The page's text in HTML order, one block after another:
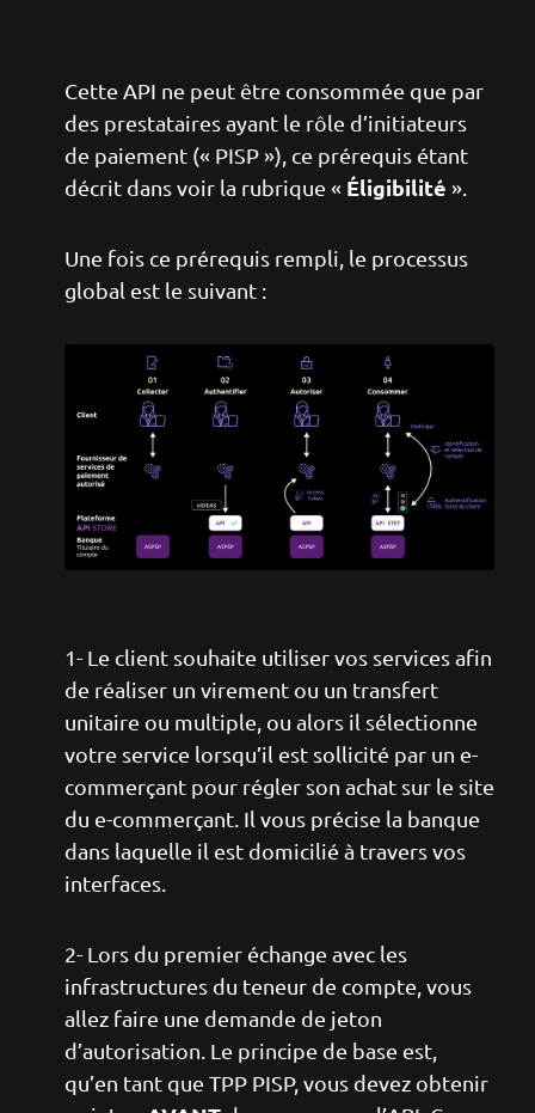
Cette API ne peut être consommée que par
des prestataires ayant le rôle d’initiateurs
de paiement (« PISP »), ce prérequis étant
décrit dans voir la rubrique « Éligibilité ».
Une fois ce prérequis rempli, le processus
global est le suivant :
1- Le client souhaite utiliser vos services afin
de réaliser un virement ou un transfert
unitaire ou multiple, ou alors il sélectionne
votre service lorsqu’il est sollicité par un e-
commerçant pour régler son achat sur le site
du e-commerçant. Il vous précise la banque
dans laquelle il est domicilié à travers vos
interfaces.
2- Lors du premier échange avec les
infrastructures du teneur de compte, vous
allez faire une demande de jeton
d’autorisation. Le principe de base est,
qu’en tant que TPP PISP, vous devez obtenir